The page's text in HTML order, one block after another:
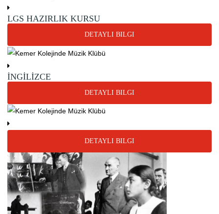
LGS HAZIRLIK KURSU
DETAYLI BILGI
İNGİLİZCE
DETAYLI BILGI
DETAYLI BILGI